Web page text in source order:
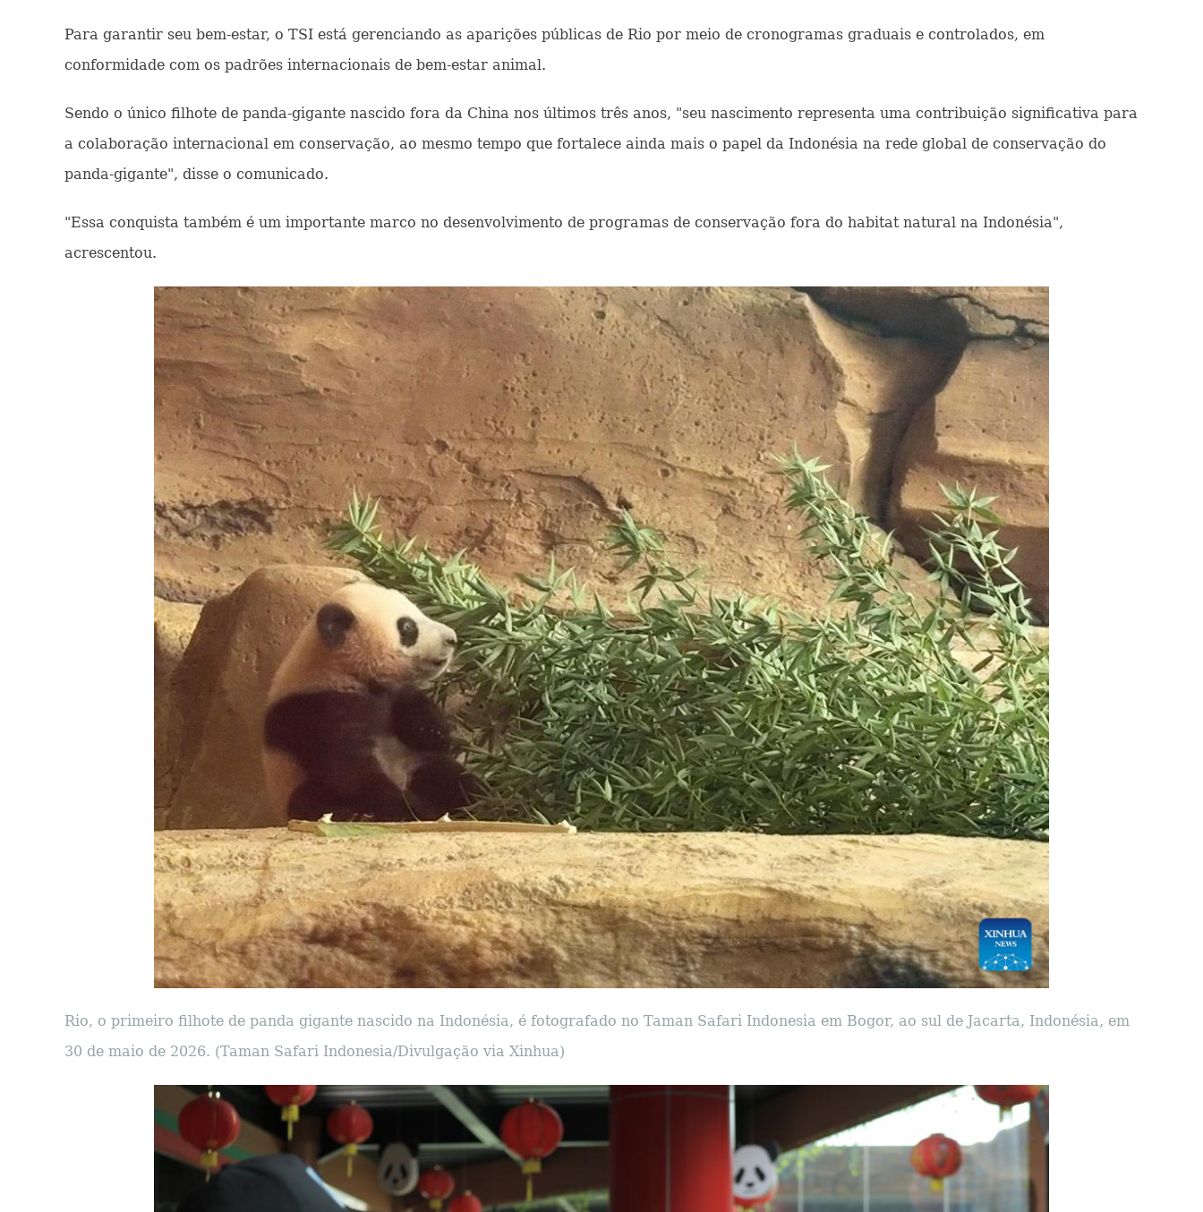
Para garantir seu bem-estar, o TSI está gerenciando as aparições públicas de Rio por meio de cronogramas graduais e controlados, em
conformidade com os padrões internacionais de bem-estar animal.
Sendo o único filhote de panda-gigante nascido fora da China nos últimos três anos, "seu nascimento representa uma contribuição significativa para
a colaboração internacional em conservação, ao mesmo tempo que fortalece ainda mais o papel da Indonésia na rede global de conservação do
panda-gigante", disse o comunicado.
"Essa conquista também é um importante marco no desenvolvimento de programas de conservação fora do habitat natural na Indonésia",
acrescentou.
Rio, o primeiro filhote de panda gigante nascido na Indonésia, é fotografado no Taman Safari Indonesia em Bogor, ao sul de Jacarta, Indonésia, em
30 de maio de 2026. (Taman Safari Indonesia/Divulgação via Xinhua)